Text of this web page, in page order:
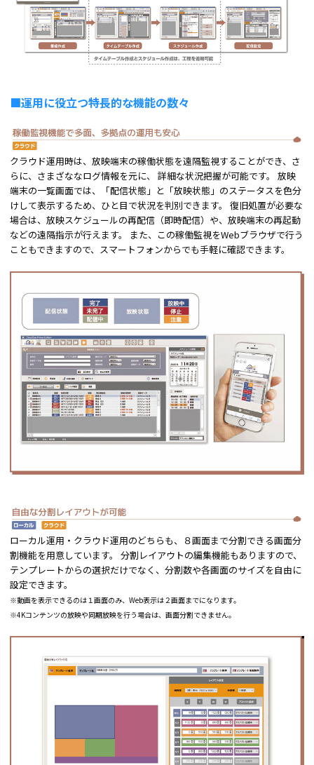
■運用に役立つ特長的な機能の数々
クラウド運用時は、放映端末の稼働状態を遠隔監視することができ、さ
らに、さまざななログ情報を元に、 詳細な状況把握が可能です。 放映
端末の一覧画面では、「配信状態」と「放映状態」のステータスを色分
けして表示するため、ひと目で状況を判別できます。 復旧処置が必要な
場合は、放映スケジュールの再配信（即時配信）や、放映端末の再起動
などの遠隔指示が行えます。 また、この稼働監視をWebブラウザで行う
こともできますので、スマートフォンからでも手軽に確認できます。
ローカル運用・クラウド運用のどちらも、８画面まで分割できる画面分
割機能を用意しています。 分割レイアウトの編集機能もありますので、
テンプレートからの選択だけでなく、分割数や各画面のサイズを自由に
設定できます。
※動画を表示できるのは１画面のみ、Web表示は２画面までになります。
※4Kコンテンツの放映や同期放映を行う場合は、画面分割できません。